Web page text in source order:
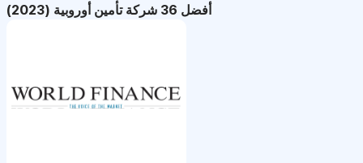
أفضل 36 شركة تأمين أوروبية (2023)